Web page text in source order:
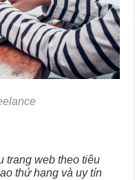
trang web theo tiêu
thứ hạng và uy tín